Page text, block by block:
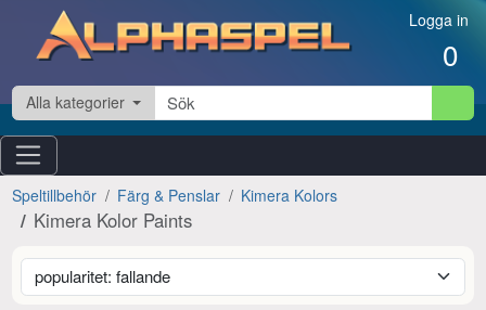
Hoppa till innehåll Logga in
0
Alla kategorier
Speltillbehör Färg & Penslar Kimera Kolors
Kimera Kolor Paints